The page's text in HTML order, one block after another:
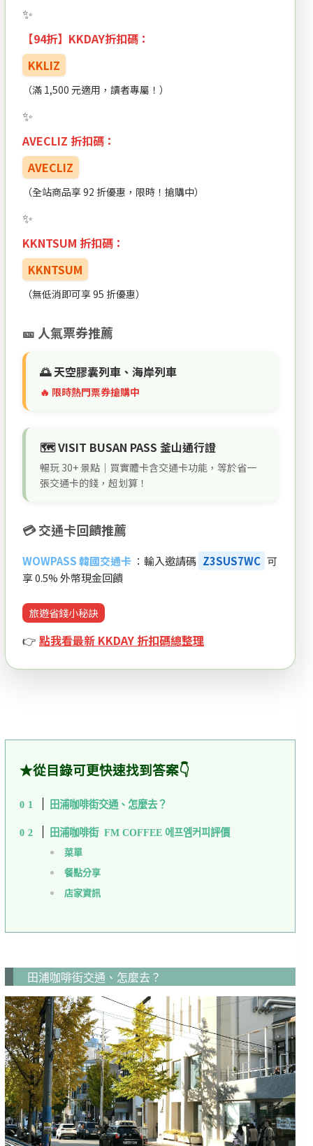
【94折】KKDAY折扣碼：
KKLIZ
（滿 1,500 元適用，讀者專屬！）
AVECLIZ 折扣碼：
AVECLIZ
（全站商品享 92 折優惠，限時！搶購中）
KKNTSUM 折扣碼：
KKNTSUM
（無低消即可享 95 折優惠）
🎫 人氣票券推薦
🌅 天空膠囊列車、海岸列車
🔥 限時熱門票券搶購中
🗺️ VISIT BUSAN PASS 釜山通行證
暢玩 30+ 景點｜買實體卡含交通卡功能，等於省一
張交通卡的錢，超划算！
💳 交通卡回饋推薦
WOWPASS 韓國交通卡 ：輸入邀請碼 Z3SUS7WC 可
享 0.5% 外幣現金回饋
旅遊省錢小秘訣
👉 點我看最新 KKDAY 折扣碼總整理
★從目錄可更快速找到答案👇
田浦咖啡街交通、怎麼去？
田浦咖啡街 FM COFFEE 에프엠커피評價
菜單
餐點分享
店家資訊
田浦咖啡街交通、怎麼去？